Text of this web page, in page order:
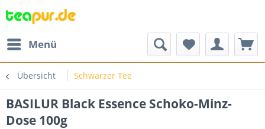
Menü
Übersicht Schwarzer Tee
BASILUR Black Essence Schoko-Minz-
Dose 100g